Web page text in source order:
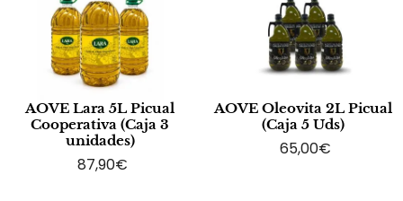
AOVE Lara 5L Picual
Cooperativa (Caja 3
unidades)
87,90€
AOVE Oleovita 2L Picual
(Caja 5 Uds)
65,00€